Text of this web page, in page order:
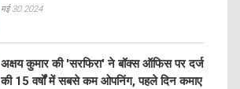
मई 30 2024
अक्षय कुमार की 'सरफिरा' ने बॉक्स ऑफिस पर दर्ज
की 15 वर्षों में सबसे कम ओपनिंग, पहले दिन कमाए